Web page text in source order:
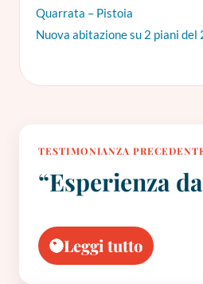
Quarrata – Pistoia
Nuova abitazione su 2 piani del
TESTIMONIANZA
“Esperienza
Leggi tutto